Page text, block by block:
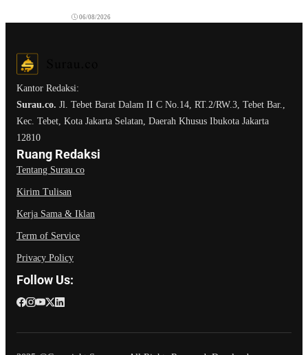
06/08/2026
Kantor Redaksi:
Surau.co. Jl. Tebet Barat Dalam II C No.14, RT.2/RW.3, Tebet Bar.,
Kec. Tebet, Kota Jakarta Selatan, Daerah Khusus Ibukota Jakarta
12810
Ruang Redaksi
Tentang Surau.co
Kirim Tulisan
Kerja Sama & Iklan
Term of Service
Privacy Policy
Follow Us: